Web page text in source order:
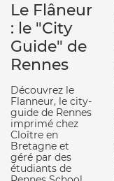
Le Flâneur
: le "City
Guide" de
Rennes
Découvrez le
Flanneur, le city-
guide de Rennes
imprimé chez
Cloître en
Bretagne et
géré par des
étudiants de